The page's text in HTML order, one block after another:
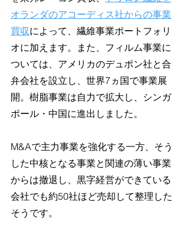
オランダのアコーディス社からの事業
買収によって、繊維事業ポートフォリ
オに加えます。また、フィルム事業に
ついては、アメリカのデュポン社と合
弁会社を設立し、世界7ヵ国で事業展
開。樹脂事業は自力で拡大し、シンガ
ポール・中国に進出しました。
M&Aで主力事業を強化する一方、そう
した中核となる事業と関連の薄い事業
からは撤退し、黒字経営ができている
会社でも約50社ほど売却して整理した
そうです。